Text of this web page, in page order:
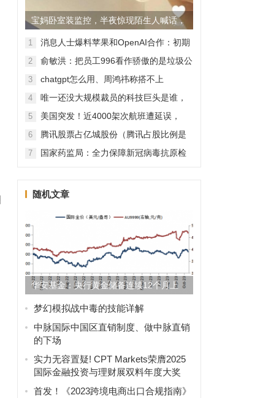
宝妈卧室装监控，半夜惊现陌生人喊话，
警方已介入调查
1
消息人士爆料苹果和OpenAI合作：初期
无现金交易、未来探索分成佣金
2
俞敏洪：把员工996看作骄傲的是垃圾公
司，建议24节气都放假
3
chatgpt怎么用、周鸿祎称搭不上
ChatGPT企业会被淘汰
4
唯一还没大规模裁员的科技巨头是谁，
苹果还能扛多久？
5
美国突发！近4000架次航班遭延误，
2000架次航班被取消
6
腾讯股票占亿城股份（腾讯占股比例是
怎样的？）
7
国家药监局：全力保障新冠病毒抗原检
随机文章
华安基金：央行黄金储备连续12个月上
升，释放什么信号？
梦幻模拟战中毒的技能详解
中脉国际中国区直销制度、做中脉直销
的下场
实力无容置疑! CPT Markets荣膺2025
国际金融投资与理财展双料年度大奖
首发！《2023跨境电商出口合规指南》